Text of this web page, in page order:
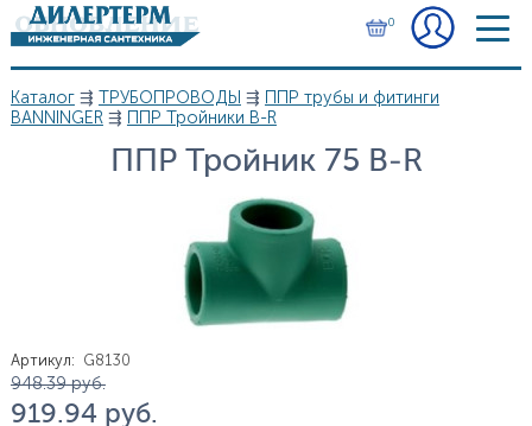
Перейти к основному содержанию
0
Вы здесь
Каталог⇶ ТРУБОПРОВОДЫ ⇶ ППР трубы и фитинги
BANNINGER⇶ ППР Тройники B-R
ППР Тройник 75 B-R
Артикул: G8130
Цена
948.39 руб.
919.94 руб.